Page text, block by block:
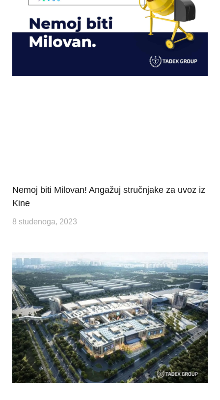
Nemoj biti Milovan! Angažuj stručnjake za uvoz iz
Kine
8 studenoga, 2023